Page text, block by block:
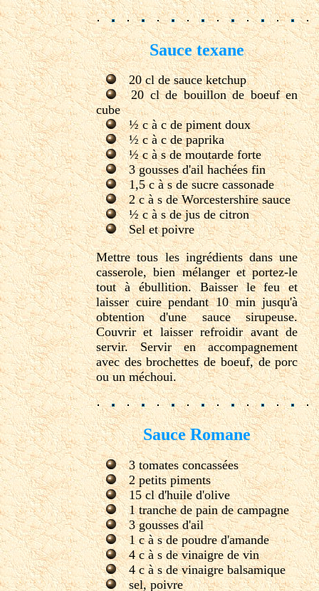
Sauce texane
20 cl de sauce ketchup
20 cl de bouillon de boeuf en
cube
½ c à c de piment doux
½ c à c de paprika
½ c à s de moutarde forte
3 gousses d'ail hachées fin
1,5 c à s de sucre cassonade
2 c à s de Worcestershire sauce
½ c à s de jus de citron
Sel et poivre
Mettre tous les ingrédients dans une
casserole, bien mélanger et portez-le
tout à ébullition. Baisser le feu et
laisser cuire pendant 10 min jusqu'à
obtention d'une sauce sirupeuse.
Couvrir et laisser refroidir avant de
servir. Servir en accompagnement
avec des brochettes de boeuf, de porc
ou un méchoui.
Sauce Romane
3 tomates concassées
2 petits piments
15 cl d'huile d'olive
1 tranche de pain de campagne
3 gousses d'ail
1 c à s de poudre d'amande
4 c à s de vinaigre de vin
4 c à s de vinaigre balsamique
sel, poivre